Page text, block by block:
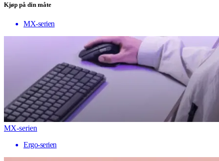
Kjøp på din måte
MX-serien
MX-serien
Ergo-serien